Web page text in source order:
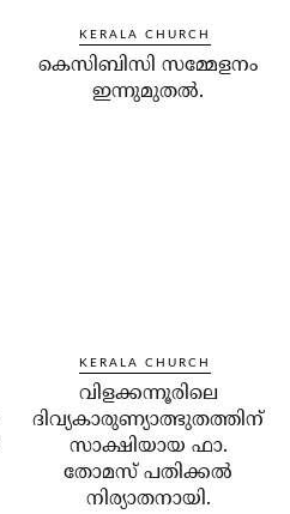
KERALA CHURCH
കെസിബിസി സമ്മേളനം
ഇന്നുമുതല്‍.
KERALA CHURCH
വിളക്കന്നൂരിലെ
ദിവ്യകാരുണ്യാത്ഭുതത്തിന്
സാക്ഷിയായ ഫാ.
തോമസ് പതിക്കല്‍
നിര്യാതനായി.